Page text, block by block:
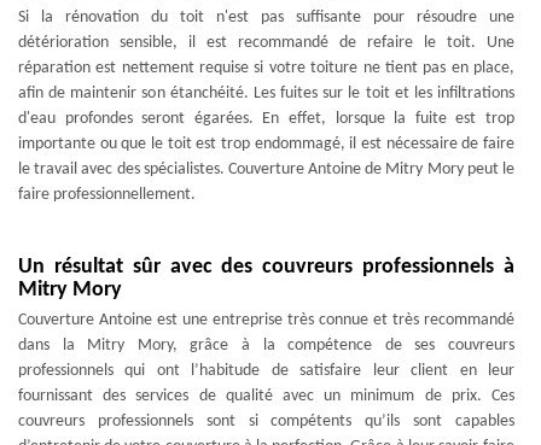
Si la rénovation du toit n'est pas suffisante pour résoudre une
détérioration sensible, il est recommandé de refaire le toit. Une
réparation est nettement requise si votre toiture ne tient pas en place,
afin de maintenir son étanchéité. Les fuites sur le toit et les infiltrations
d'eau profondes seront égarées. En effet, lorsque la fuite est trop
importante ou que le toit est trop endommagé, il est nécessaire de faire
le travail avec des spécialistes. Couverture Antoine de Mitry Mory peut le
faire professionnellement.
Un résultat sûr avec des couvreurs professionnels à
Mitry Mory
Couverture Antoine est une entreprise très connue et très recommandé
dans la Mitry Mory, grâce à la compétence de ses couvreurs
professionnels qui ont l’habitude de satisfaire leur client en leur
fournissant des services de qualité avec un minimum de prix. Ces
couvreurs professionnels sont si compétents qu’ils sont capables